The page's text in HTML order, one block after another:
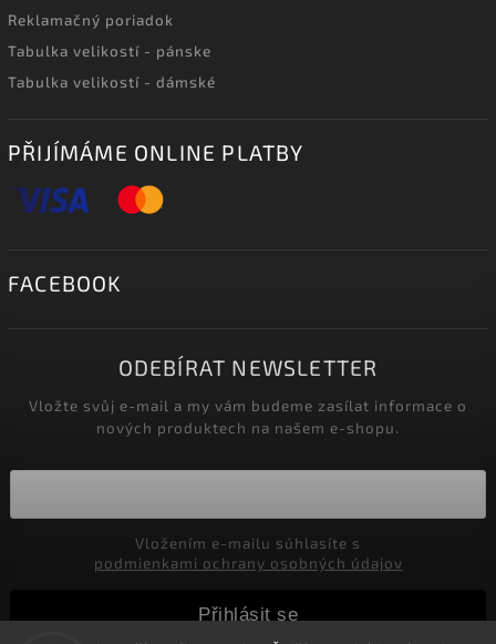
Reklamačný poriadok
Tabulka velikostí - pánske
Tabulka velikostí - dámské
PŘIJÍMÁME ONLINE PLATBY
FACEBOOK
ODEBÍRAT NEWSLETTER
Vložte svůj e-mail a my vám budeme zasílat informace o
nových produktech na našem e-shopu.
podmienkami ochrany osobných údajov
Přihlásit se